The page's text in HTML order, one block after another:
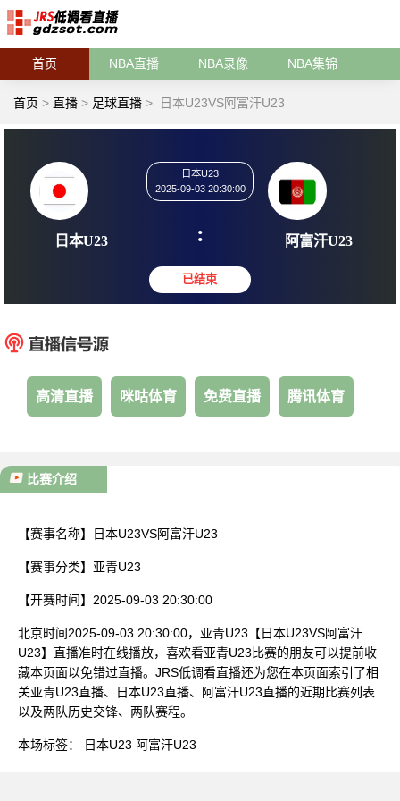
首页 NBA直播 NBA录像 NBA集锦
首页 > 直播 > 足球直播 > 日本U23VS阿富汗U23
2025-09-03 20:30:00
:
高清直播 咪咕体育 免费直播 腾讯体育
比赛介绍
【赛事名称】 日本U23VS阿富汗U23
【赛事分类】 亚青U23
【开赛时间】 2025-09-03 20:30:00
北京时间2025-09-03 20:30:00，亚青U23【日本U23VS阿富汗
U23】直播准时在线播放，喜欢看亚青U23比赛的朋友可以提前收
藏本页面以免错过直播。JRS低调看直播还为您在本页面索引了相
关亚青U23直播、日本U23直播、阿富汗U23直播的近期比赛列表
以及两队历史交锋、两队赛程。
本场标签： 日本U23 阿富汗U23